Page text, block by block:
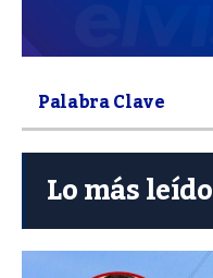
Lo más leído